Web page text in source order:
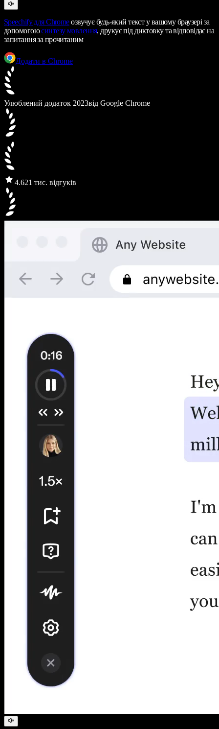
Speechifyдля Chromeозвучує будь-який текст у вашому браузері за
допомогоюсинтезу мовлення, друкує під диктовку та відповідає на
запитання за прочитаним
Додати в Chrome
Улюблений додаток 2023від Google Chrome
4.621 тис. відгуків